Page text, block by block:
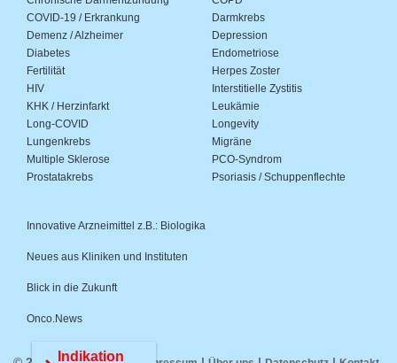
COVID-19 / Erkrankung
Darmkrebs
Demenz / Alzheimer
Depression
Diabetes
Endometriose
Fertilität
Herpes Zoster
HIV
Interstitielle Zystitis
KHK / Herzinfarkt
Leukämie
Long-COVID
Longevity
Lungenkrebs
Migräne
Multiple Sklerose
PCO-Syndrom
Prostatakrebs
Psoriasis / Schuppenflechte
Innovative Arzneimittel z.B.: Biologika
Neues aus Kliniken und Instituten
Blick in die Zukunft
Onco.News
Indikation